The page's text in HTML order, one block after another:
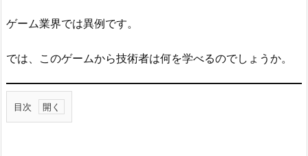
ゲーム業界では異例です。
では、このゲームから技術者は何を学べるのでしょうか。
目次
1.